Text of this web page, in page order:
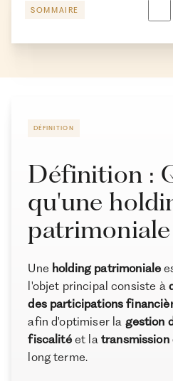
SOMMAIRE
Quels actifs peut détenir une
Quelle fiscalité et taxation
patrimoniale ?
Quelle structure juridique pour
patrimoniale ?
Quels sont les coûts, limites
holding patrimoniale ?
Comment dissoudre ou
patrimoniale ?
Questions fréquentes sur la
À propos de Ramify
Ramify est l’alternative
Pour une clientèle
expertise patrimoniale,
rigoureuse des meilleurs
une logique de
DÉFINITION
Définition :
qu'une
patrimoniale
Une holding patrimoniale
l'objet principal consiste à
des participations
afin d'optimiser la gestion
fiscalitéet la transmission
long terme.